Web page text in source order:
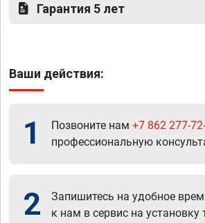
Гарантия 5 лет
Ваши действия:
1 Позвоните нам +7 862 277-
профессиональную
2
Запишитесь на удобное
к нам в сервис на установку